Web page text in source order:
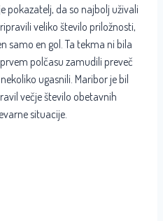
pokazatelj, da so najbolj uživali
veliko število priložnosti,
samo en gol. Ta tekma ni bila
polčasu zamudili preveč
ugasnili. Maribor je bil
večje število obetavnih
situacije.